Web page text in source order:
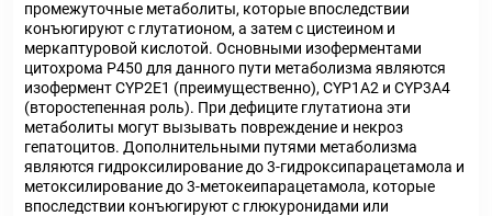
промежуточные метаболиты, которые впоследствии
конъюгируют с глутатионом, а затем с цистеином и
меркаптуровой кислотой. Основными изоферментами
цитохрома Р450 для данного пути метаболизма являются
изофермент CYP2E1 (преимущественно), CYP1A2 и CYP3A4
(второстепенная роль). При дефиците глутатиона эти
метаболиты могут вызывать повреждение и некроз
гепатоцитов. Дополнительными путями метаболизма
являются гидроксилирование до 3-гидроксипарацетамола и
метоксилирование до 3-метокеипарацетамола, которые
впоследствии конъюгируют с глюкуронидами или